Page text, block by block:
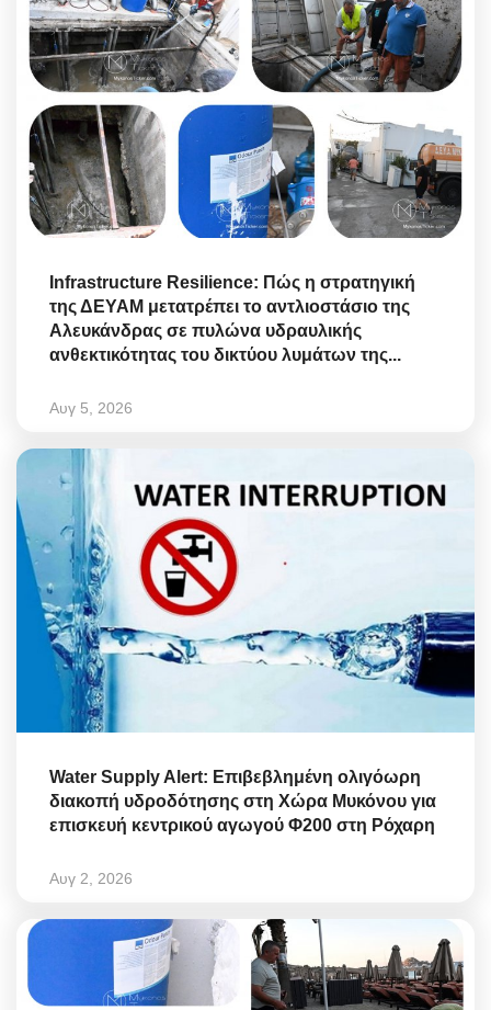
Infrastructure Resilience: Πώς η στρατηγική
της ΔΕΥΑΜ μετατρέπει το αντλιοστάσιο της
Αλευκάνδρας σε πυλώνα υδραυλικής
ανθεκτικότητας του δικτύου λυμάτων της...
Αυγ 5, 2026
Water Supply Alert: Επιβεβλημένη ολιγόωρη
διακοπή υδροδότησης στη Χώρα Μυκόνου για
επισκευή κεντρικού αγωγού Φ200 στη Ρόχαρη
Αυγ 2, 2026